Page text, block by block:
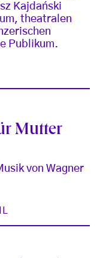
Kajdański
theatralen
Publikum.
Mutter
von Wagner